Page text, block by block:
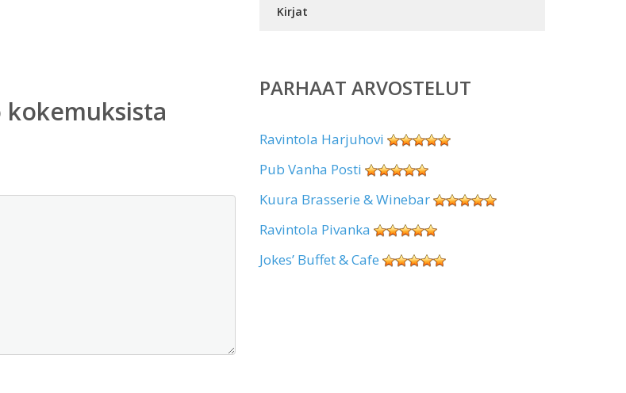
Kirjat
PARHAAT ARVOSTELUT
Ravintola Harjuhovi
Pub Vanha Posti
Kuura Brasserie & Winebar
Ravintola Pivanka
Jokes’ Buffet & Cafe